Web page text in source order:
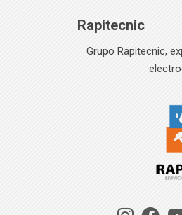
Rapitecnic
Grupo Rapitecnic,